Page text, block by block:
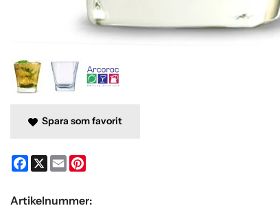
Spara som favorit
Facebook
X Email
Artikelnummer: